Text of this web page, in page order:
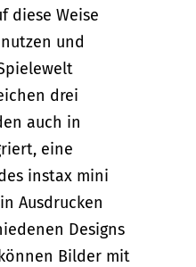
diese Weise
und
drei
auch in
eine
instax mini
Ausdrucken
Designs
Bilder mit